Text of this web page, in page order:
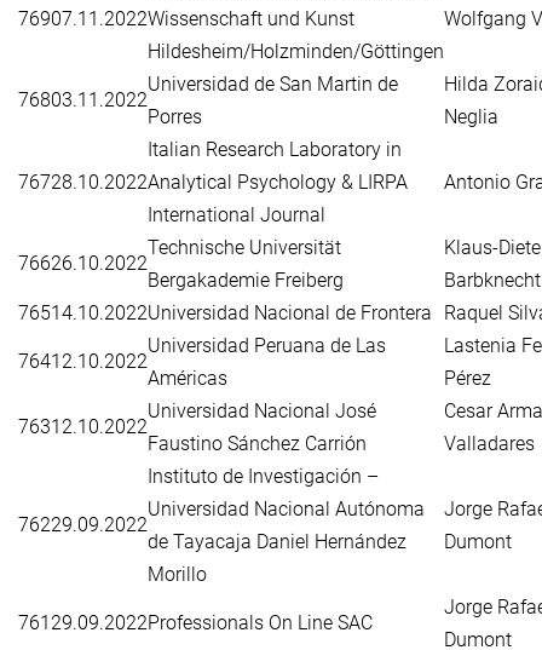
76907.11.2022Wissenschaft und Kunst
Hildesheim/Holzminden/Göttingen
Wolfgang
76803.11.2022
Universidad de San Martin de
Porres
Hilda
Neglia
76728.10.2022
Italian Research Laboratory in
Analytical Psychology & LIRPA
International Journal
Antonio
76626.10.2022
Technische Universität
Bergakademie Freiberg
Klaus-
Barbknecht
76514.10.2022Universidad Nacional de Frontera Raquel
76412.10.2022
Universidad Peruana de Las
Américas
Lastenia
Pérez
76312.10.2022
Universidad Nacional José
Faustino Sánchez Carrión
Cesar
Valladares
76229.09.2022
Instituto de Investigación –
Universidad Nacional Autónoma
de Tayacaja Daniel Hernández
Morillo
Jorge
Dumont
761 29.09.2022Professionals On Line SAC
Jorge
Dumont